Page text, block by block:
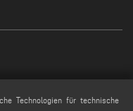
Technologien für technische